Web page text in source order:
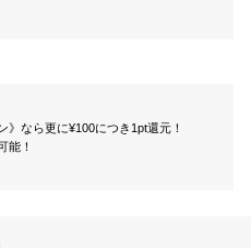
なら更に¥100につき1pt還元！
能！